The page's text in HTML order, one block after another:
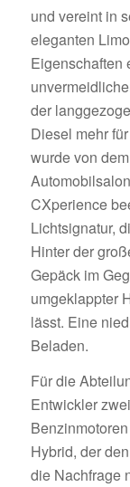
und vereint in
eleganten
Eigenschaften
der
Diesel mehr
wurde von
CXperience
Lichtsignatur,
Hinter der
Gepäck im
umgeklappter
lässt. Eine
Beladen.
Für die
Entwickler
Hybrid, der
die Nachfrage